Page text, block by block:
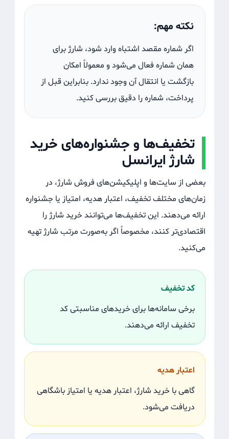
نکته مهم:
اگر شماره مقصد اشتباه وارد شود، شارژ برای
همان شماره فعال می‌شود و معمولاً امکان
بازگشت یا انتقال آن وجود ندارد. بنابراین قبل از
پرداخت، شماره را دقیق بررسی کنید.
تخفیف‌ها و جشنواره‌های خرید
شارژ ایرانسل
بعضی از سایت‌ها و اپلیکیشن‌های فروش شارژ، در
زمان‌های مختلف تخفیف، اعتبار هدیه، امتیاز یا جشنواره
ارائه می‌دهند. این تخفیف‌ها می‌توانند خرید شارژ را
اقتصادی‌تر کنند، مخصوصاً اگر به‌صورت مرتب شارژ تهیه
می‌کنید.
کد تخفیف
برخی سامانه‌ها برای خریدهای مناسبتی کد
تخفیف ارائه می‌دهند.
اعتبار هدیه
گاهی با خرید شارژ، اعتبار هدیه یا امتیاز باشگاهی
دریافت می‌شود.